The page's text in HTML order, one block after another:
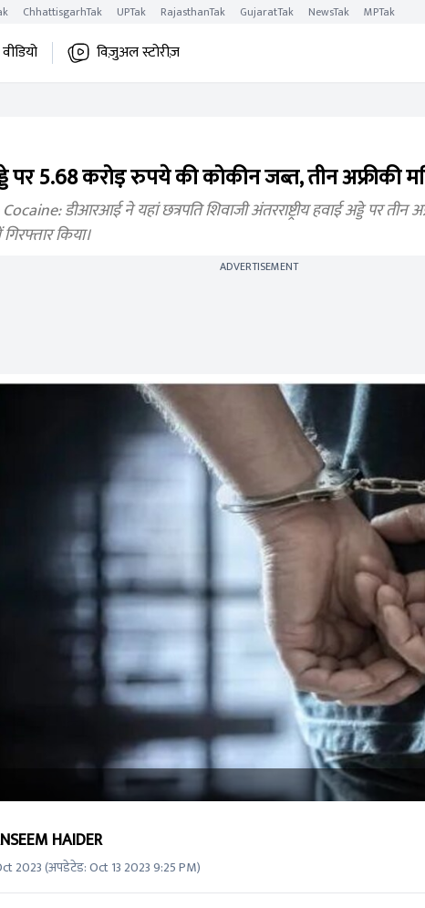
ChhattisgarhTak UPTak RajasthanTak GujaratTak NewsTak MPTak
वीडियो विज़ुअल स्टोरीज़
पर 5.68 करोड़ रुपये की कोकीन जब्त, तीन अफ्रीकी
डीआरआई ने यहां छत्रपति शिवाजी अंतरराष्ट्रीय हवाई अड्डे पर
किया।
ADVERTISEMENT
HAIDER
2023(अपडेटेड:Oct 13 2023 9:25 PM)